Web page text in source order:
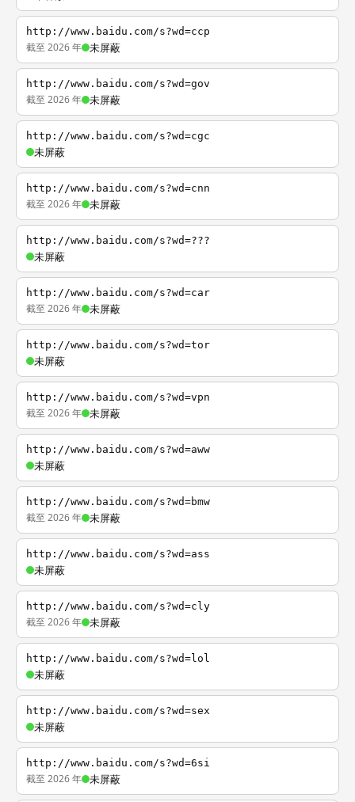
http://www.baidu.com/s?wd=ccp
截至 2026 年 未屏蔽
http://www.baidu.com/s?wd=gov
截至 2026 年 未屏蔽
http://www.baidu.com/s?wd=cgc
未屏蔽
http://www.baidu.com/s?wd=cnn
截至 2026 年 未屏蔽
http://www.baidu.com/s?wd=???
未屏蔽
http://www.baidu.com/s?wd=car
截至 2026 年 未屏蔽
http://www.baidu.com/s?wd=tor
未屏蔽
http://www.baidu.com/s?wd=vpn
截至 2026 年 未屏蔽
http://www.baidu.com/s?wd=aww
未屏蔽
http://www.baidu.com/s?wd=bmw
截至 2026 年 未屏蔽
http://www.baidu.com/s?wd=ass
未屏蔽
http://www.baidu.com/s?wd=cly
截至 2026 年 未屏蔽
http://www.baidu.com/s?wd=lol
未屏蔽
http://www.baidu.com/s?wd=sex
未屏蔽
http://www.baidu.com/s?wd=6si
截至 2026 年 未屏蔽